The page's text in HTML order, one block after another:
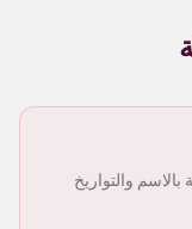
والتواريخ